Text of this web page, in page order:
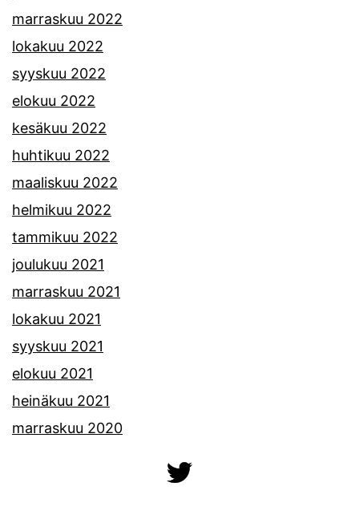
marraskuu 2022
lokakuu 2022
syyskuu 2022
elokuu 2022
kesäkuu 2022
huhtikuu 2022
maaliskuu 2022
helmikuu 2022
tammikuu 2022
joulukuu 2021
marraskuu 2021
lokakuu 2021
syyskuu 2021
elokuu 2021
heinäkuu 2021
marraskuu 2020